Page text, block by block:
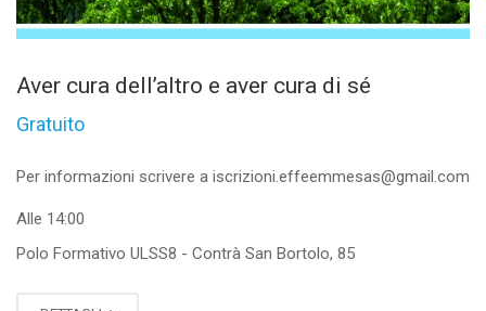
Aver cura dell’altro e aver cura di sé
Gratuito
Per informazioni scrivere a iscrizioni.effeemmesas@gmail.com
Alle 14:00
Polo Formativo ULSS8 - Contrà San Bortolo, 85